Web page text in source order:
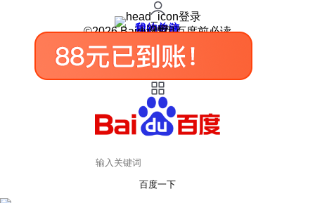
登录
我的关注
我的收藏
皮肤中心
用户反馈
设置
©2026 Baidu 使用百度前必读
百度一下